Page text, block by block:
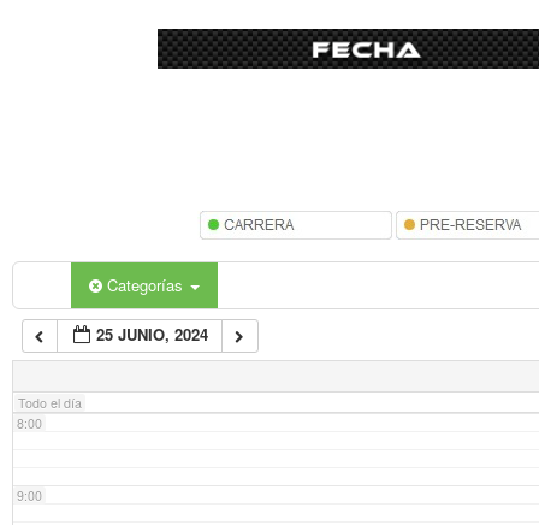
Categorías
25 JUNIO, 2024
Todo el día
7:00
8:00
9:00